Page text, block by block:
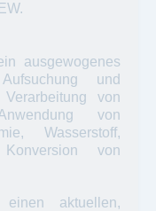
ausgewogenes
und
von
von
Wasserstoff,
von
aktuellen,